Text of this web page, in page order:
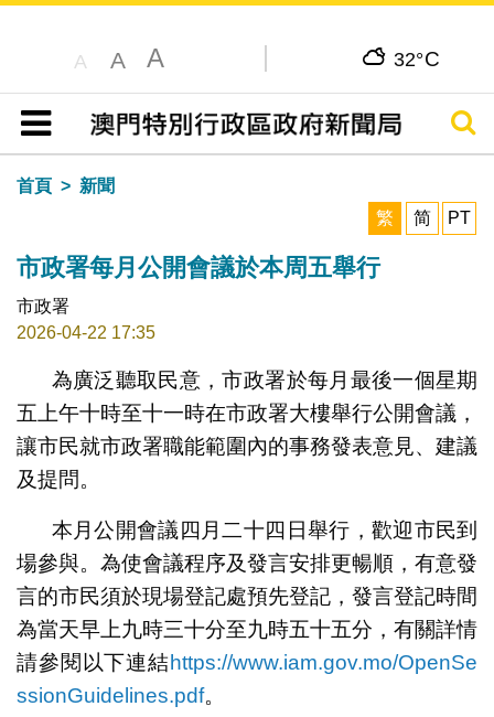
A A A 32°C
目錄
搜尋
首頁
新聞
繁
简 PT
市政署每月公開會議於本周五舉行
市政署
2026-04-22 17:35
為廣泛聽取民意，市政署於每月最後一個星期
五上午十時至十一時在市政署大樓舉行公開會議，
讓市民就市政署職能範圍內的事務發表意見、建議
及提問。
本月公開會議四月二十四日舉行，歡迎市民到
場參與。為使會議程序及發言安排更暢順，有意發
言的市民須於現場登記處預先登記，發言登記時間
為當天早上九時三十分至九時五十五分，有關詳情
請參閱以下連結https://www.iam.gov.mo/OpenSe
ssionGuidelines.pdf。